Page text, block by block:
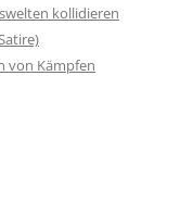
kollidieren
von Kämpfen